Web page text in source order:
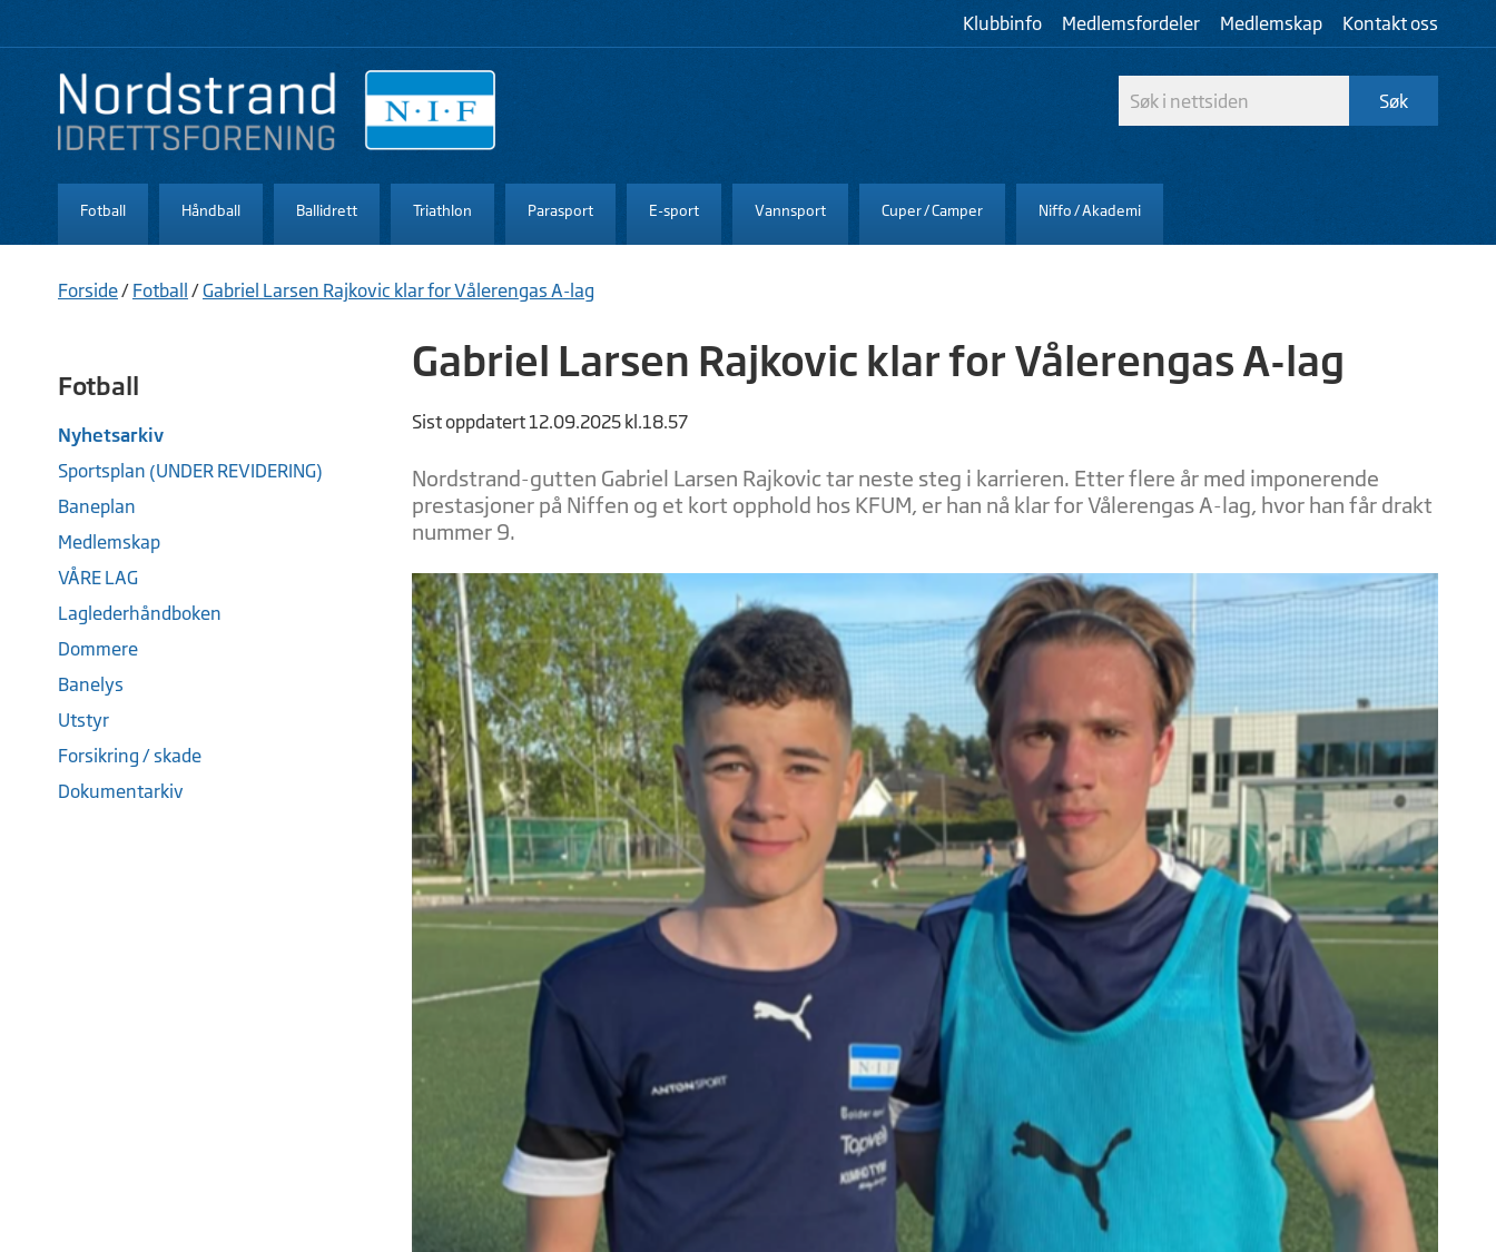
Klubbinfo Medlemsfordeler Medlemskap Kontakt oss
Fotball Håndball Ballidrett Triathlon Parasport E-sport Vannsport Cuper / Camper Niffo / Akademi
Forside/ Fotball /Gabriel Larsen Rajkovic klar for Vålerengas A-lag
Fotball
Nyhetsarkiv
Sportsplan (UNDER REVIDERING)
Baneplan
Medlemskap
VÅRE LAG
Laglederhåndboken
Dommere
Banelys
Utstyr
Forsikring / skade
Dokumentarkiv
Gabriel Larsen Rajkovic klar for Vålerengas A-lag
Sist oppdatert 12.09.2025 kl.18.57
Nordstrand-gutten Gabriel Larsen Rajkovic tar neste steg i karrieren. Etter flere år med imponerende
prestasjoner på Niffen og et kort opphold hos KFUM, er han nå klar for Vålerengas A-lag, hvor han får drakt
nummer 9.